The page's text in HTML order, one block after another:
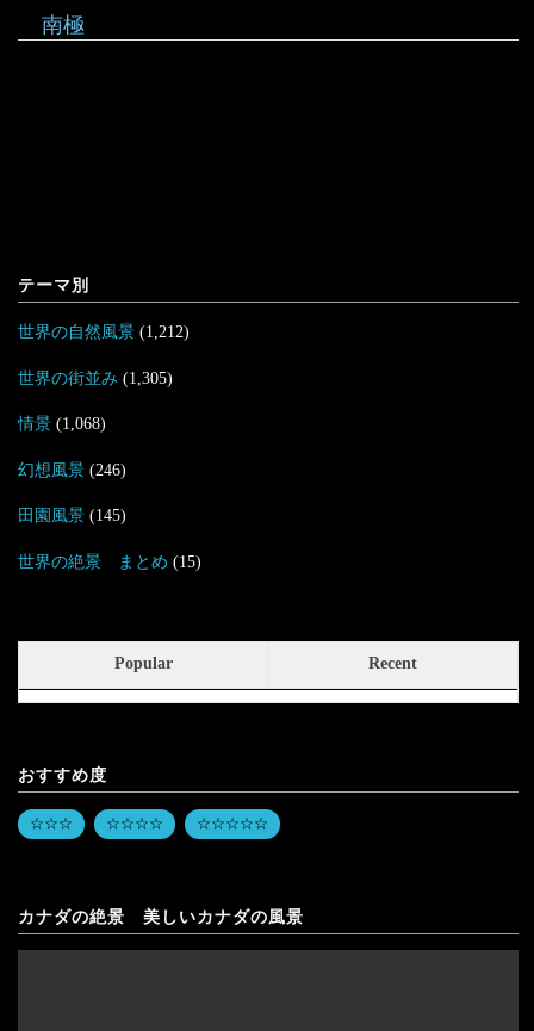
南極
テーマ別
世界の自然風景(1,212)
世界の街並み (1,305)
情景(1,068)
幻想風景(246)
田園風景(145)
世界の絶景 まとめ (15)
Popular Recent
おすすめ度
☆☆☆ ☆☆☆☆ ☆☆☆☆☆
カナダの絶景 美しいカナダの風景